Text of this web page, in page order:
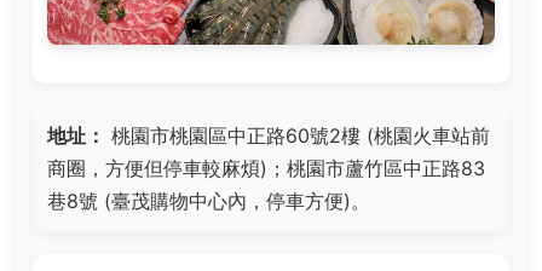
地址： 桃園市桃園區中正路60號2樓 (桃園火車站前
商圈，方便但停車較麻煩)；桃園市蘆竹區中正路83
巷8號 (臺茂購物中心內，停車方便)。